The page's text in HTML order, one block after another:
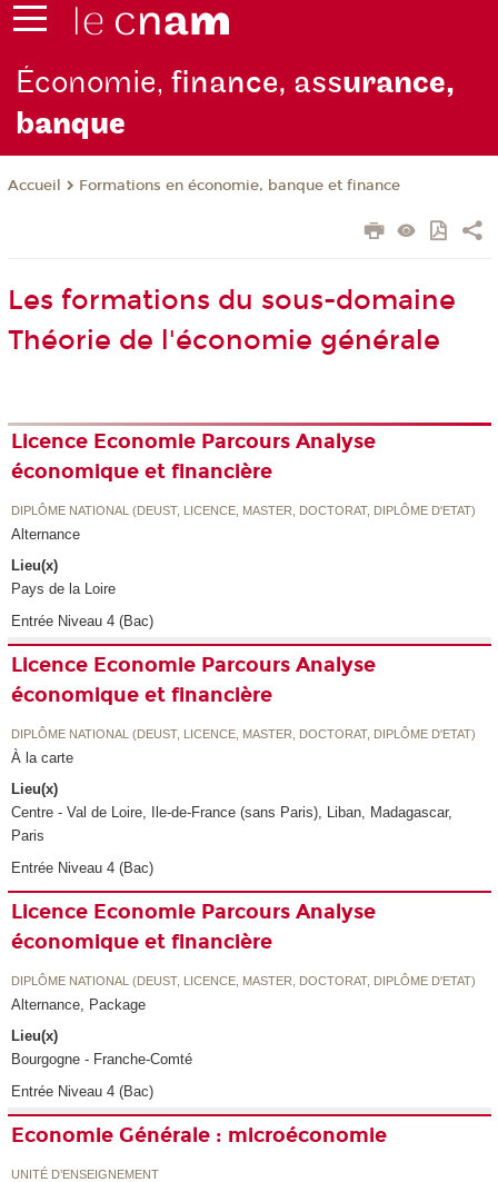
Économie,finance, assurance,
banque
Accueil Formations en économie, banque et finance
Les formations du sous-domaine
Théorie de l'économie générale
Licence Economie Parcours Analyse
économique et financière
DIPLÔME NATIONAL (DEUST, LICENCE, MASTER, DOCTORAT, DIPLÔME D'ETAT)
Alternance
Lieu(x)
Pays de la Loire
Entrée Niveau 4 (Bac)
Licence Economie Parcours Analyse
économique et financière
DIPLÔME NATIONAL (DEUST, LICENCE, MASTER, DOCTORAT, DIPLÔME D'ETAT)
À la carte
Lieu(x)
Centre - Val de Loire, Ile-de-France (sans Paris), Liban, Madagascar,
Paris
Entrée Niveau 4 (Bac)
Licence Economie Parcours Analyse
économique et financière
DIPLÔME NATIONAL (DEUST, LICENCE, MASTER, DOCTORAT, DIPLÔME D'ETAT)
Alternance, Package
Lieu(x)
Bourgogne - Franche-Comté
Entrée Niveau 4 (Bac)
Economie Générale : microéconomie
UNITÉ D’ENSEIGNEMENT